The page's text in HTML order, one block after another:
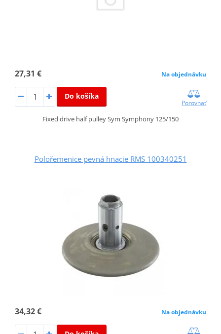
27,31 € Na objednávku
Do košíka
Porovnať
Fixed drive half pulley Sym Symphony 125/150
Polořemenice pevná hnacie RMS 100340251
34,32 € Na objednávku